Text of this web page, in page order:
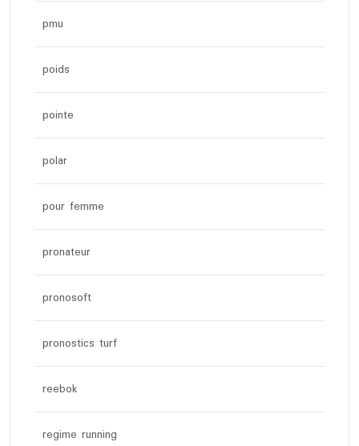
pmu
poids
pointe
polar
pour femme
pronateur
pronosoft
pronostics turf
reebok
regime running